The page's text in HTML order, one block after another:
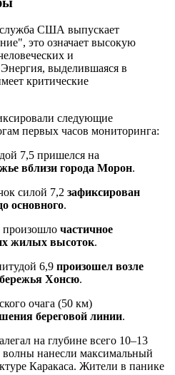
служба США выпускает
это означает высокую
и
выделившаяся в
критические
следующие
первых часов мониторинга:
7,5 пришелся на
вблизи города Морон.
силой 7,2 зафиксирован
основного.
произошло частичное
жилых высоток.
6,9 произошел возле
Хонсю.
очага (50 км)
береговой линии.
на глубине всего 10–13
нанесли максимальный
Каракаса. Жители в панике